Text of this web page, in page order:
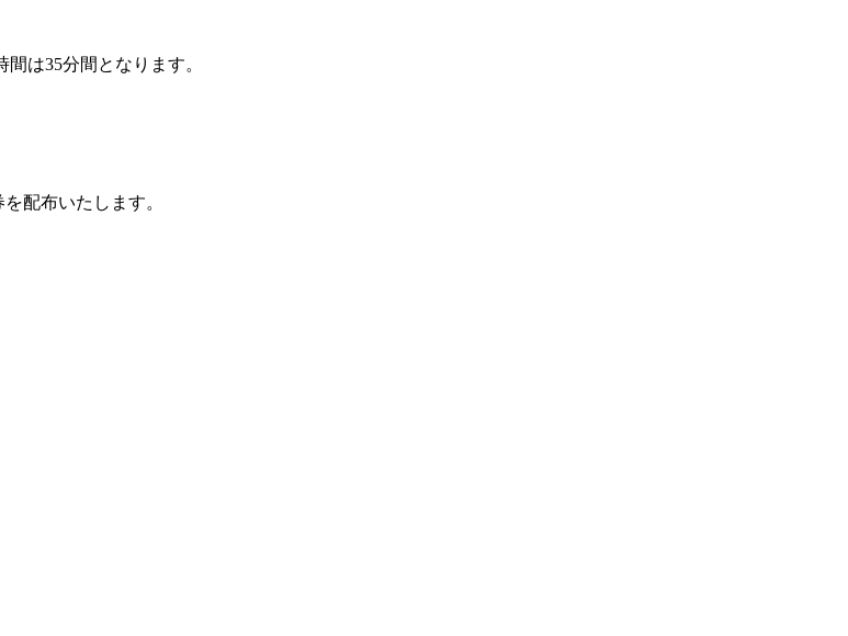
は35分間となります。
配布いたします。